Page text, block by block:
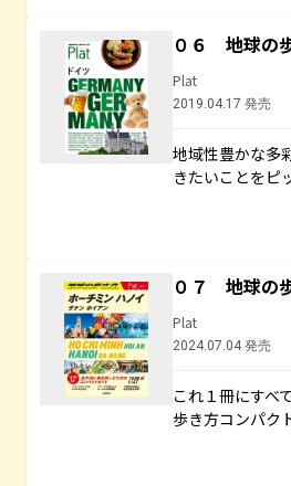
０６ 地球の
Plat
2019.04.17 発売
地域性豊かな多
きたいことをピ
０７ 地球の
Plat
2024.07.04 発売
これ１冊にすべ
歩き方コンパク